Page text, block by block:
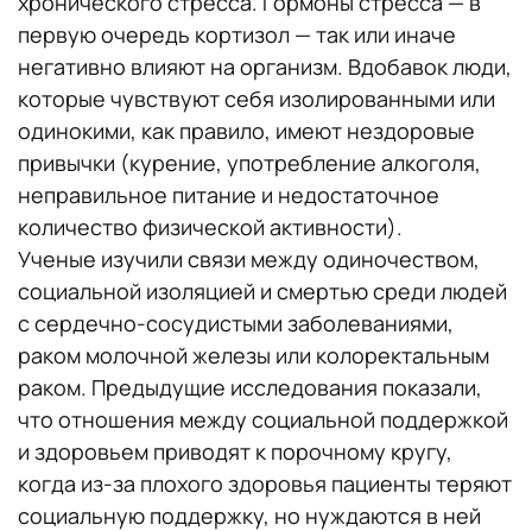
первую очередь кортизол — так или иначе
негативно влияют на организм. Вдобавок люди,
которые чувствуют себя изолированными или
одинокими, как правило, имеют нездоровые
привычки (курение, употребление алкоголя,
неправильное питание и недостаточное
количество физической активности).
Ученые изучили связи между одиночеством,
социальной изоляцией и смертью среди людей
с сердечно-сосудистыми заболеваниями,
раком молочной железы или колоректальным
раком. Предыдущие исследования показали,
что отношения между социальной поддержкой
и здоровьем приводят к порочному кругу,
когда из-за плохого здоровья пациенты теряют
социальную поддержку, но нуждаются в ней